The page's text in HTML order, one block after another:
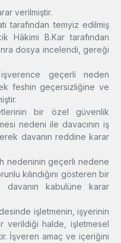
verilmiştir.
tarafından temyiz edilmiş
Hâkimi B.Kar tarafından
dosya incelendi, gereği
geçerli neden
feshin geçersizliğine ve
bir özel güvenlik
nedeni ile davacının iş
davanın reddine karar
nedeninin geçerli nedene
kılındığını gösteren bir
davanın kabulüne karar
işletmenin, işyerinin
verildiği halde, işletmesel
İşveren amaç ve içeriğini